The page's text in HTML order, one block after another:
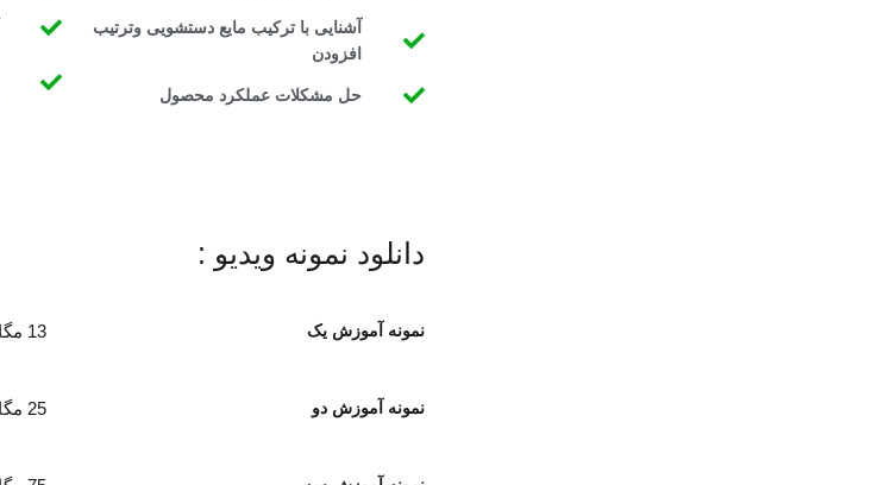
آشنایی با ترکیب مایع دستشویی وترتیب
افزودن
حل مشکلات عملکرد محصول
دانلود نمونه ویدیو :
نمونه آموزش یک 13 مگابایت
نمونه آموزش دو 25 مگابایت